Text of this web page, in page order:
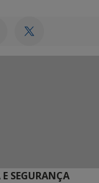
E SEGURANÇA